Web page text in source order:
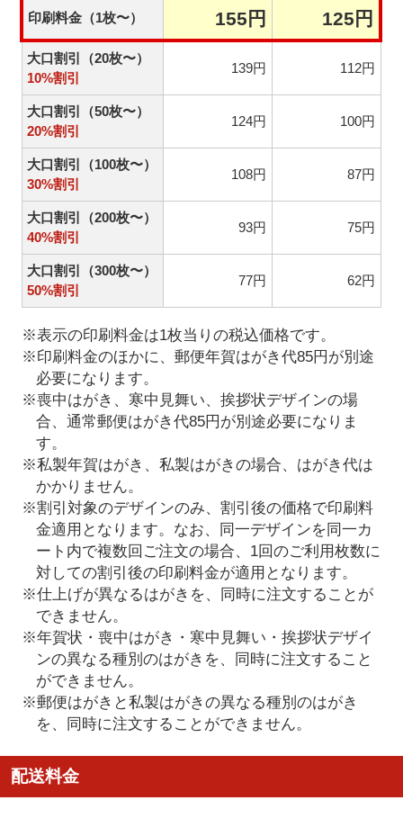
印刷料金（1枚〜） 155円 125円
大口割引（20枚〜）
10%割引
139円 112円
大口割引（50枚〜）
20%割引
124円 100円
大口割引（100枚〜）
30%割引
108円 87円
大口割引（200枚〜）
40%割引
93円 75円
大口割引（300枚〜）
50%割引
77円 62円
※表示の印刷料金は1枚当りの税込価格です。
※印刷料金のほかに、郵便年賀はがき代85円が別途
必要になります。
※喪中はがき、寒中見舞い、挨拶状デザインの場
合、通常郵便はがき代85円が別途必要になりま
す。
※私製年賀はがき、私製はがきの場合、はがき代は
かかりません。
※割引対象のデザインのみ、割引後の価格で印刷料
金適用となります。なお、同一デザインを同一カ
ート内で複数回ご注文の場合、1回のご利用枚数に
対しての割引後の印刷料金が適用となります。
※仕上げが異なるはがきを、同時に注文することが
できません。
※年賀状・喪中はがき・寒中見舞い・挨拶状デザイ
ンの異なる種別のはがきを、同時に注文すること
ができません。
※郵便はがきと私製はがきの異なる種別のはがき
を、同時に注文することができません。
配送料金